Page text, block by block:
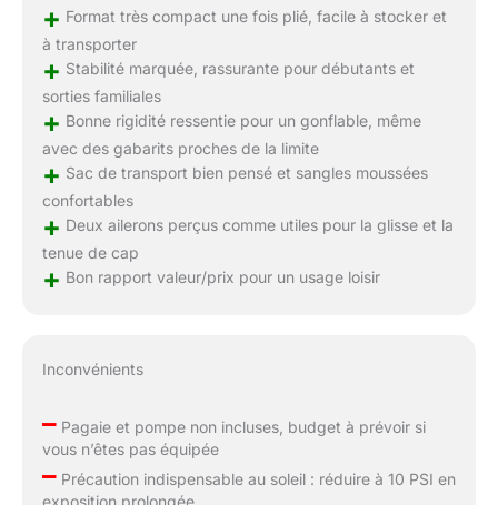
+ Format très compact une fois plié, facile à stocker et
à transporter
+ Stabilité marquée, rassurante pour débutants et
sorties familiales
+ Bonne rigidité ressentie pour un gonflable, même
avec des gabarits proches de la limite
+ Sac de transport bien pensé et sangles moussées
confortables
+ Deux ailerons perçus comme utiles pour la glisse et la
tenue de cap
+ Bon rapport valeur/prix pour un usage loisir
Inconvénients
–Pagaie et pompe non incluses, budget à prévoir si
vous n’êtes pas équipée
–Précaution indispensable au soleil : réduire à 10 PSI en
exposition prolongée